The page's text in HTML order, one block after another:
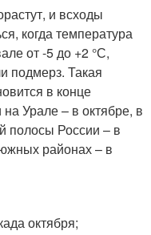
и всходы
когда температура
от -5 до +2 °С,
подмерз. Такая
в конце
Урале – в октябре, в
полосы России – в
районах – в
октября;